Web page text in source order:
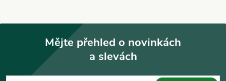
ý
Mějte přehled o novinkách
a slevách